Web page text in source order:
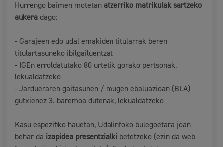
Hurrengo baimen motetanatzerriko matrikulak sartzeko
aukeradago:
- Garajeen edo udal emakiden titularrak beren
titulartasuneko ibilgailuentzat
- IGEn erroldatutako 80 urtetik gorako pertsonak,
lekualdatzeko
- Jardueraren gaitasunen / mugen ebaluazioan (BLA)
gutxienez 3. baremoa dutenak, lekualdatzeko
Kasu espezifiko hauetan, Udalinfoko bulegoetara joan
behar da izapidea presentzialki betetzeko (ezin da web